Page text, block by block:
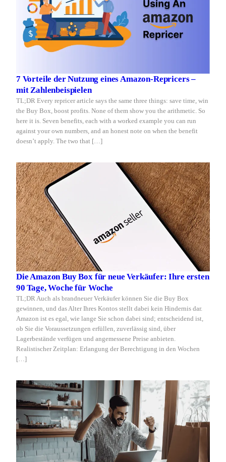
7 Vorteile der Nutzung eines Amazon-Repricers –
mit Zahlenbeispielen
TL;DR Every repricer article says the same three things: save time, win
the Buy Box, boost profits. None of them show you the arithmetic. So
here it is. Seven benefits, each with a worked example you can run
against your own numbers, and an honest note on when the benefit
doesn’t apply. The two that […]
Die Amazon Buy Box für neue Verkäufer: Ihre ersten
90 Tage, Woche für Woche
TL;DR Auch als brandneuer Verkäufer können Sie die Buy Box
gewinnen, und das Alter Ihres Kontos stellt dabei kein Hindernis dar.
Amazon ist es egal, wie lange Sie schon dabei sind; entscheidend ist,
ob Sie die Voraussetzungen erfüllen, zuverlässig sind, über
Lagerbestände verfügen und angemessene Preise anbieten.
Realistischer Zeitplan: Erlangung der Berechtigung in den Wochen
[…]